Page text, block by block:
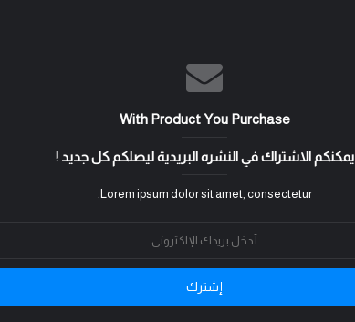
With Product You Purchase
يمكنكم الاشتراك في النشره البريدية ليصلكم كل جديد !
Lorem ipsum dolor sit amet, consectetur.